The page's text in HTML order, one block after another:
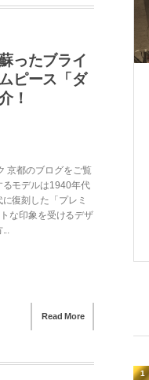
ったブライ
ピース「ダ
！
京都のブログをご覧
るモデルは1940年代
復刻した「プレミ
な印象を受けるデザ
...
Read More
1